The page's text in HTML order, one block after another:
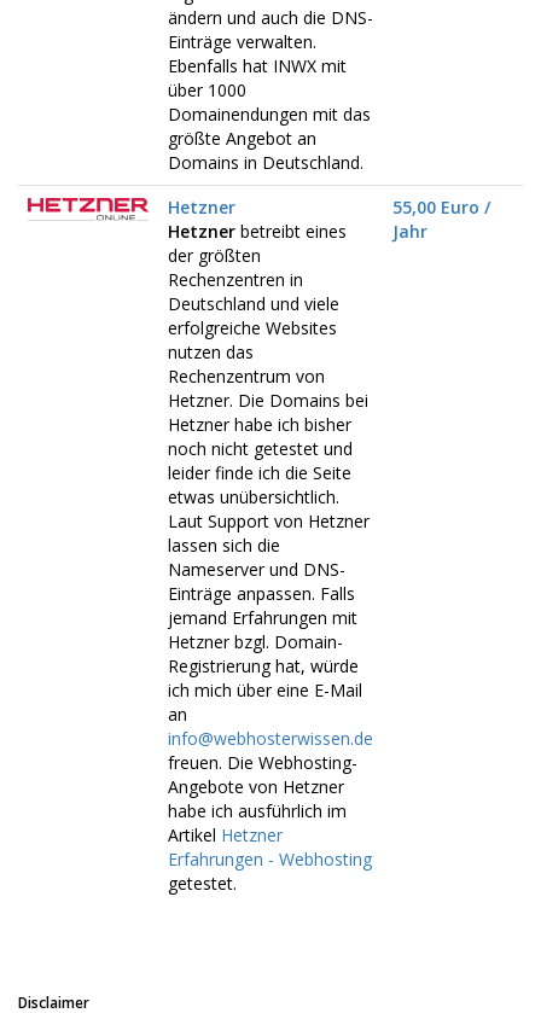
ändern und auch die DNS-
Einträge verwalten.
Ebenfalls hat INWX mit
über 1000
Domainendungen mit das
größte Angebot an
Domains in Deutschland.
Hetzner
Hetzner betreibt eines
der größten
Rechenzentren in
Deutschland und viele
erfolgreiche Websites
nutzen das
Rechenzentrum von
Hetzner. Die Domains bei
Hetzner habe ich bisher
noch nicht getestet und
leider finde ich die Seite
etwas unübersichtlich.
Laut Support von Hetzner
lassen sich die
Nameserver und DNS-
Einträge anpassen. Falls
jemand Erfahrungen mit
Hetzner bzgl. Domain-
Registrierung hat, würde
ich mich über eine E-Mail
an
info@webhosterwissen.de
freuen. Die Webhosting-
Angebote von Hetzner
habe ich ausführlich im
Artikel Hetzner
Erfahrungen - Webhosting
getestet.
55,00 Euro /
Jahr
Disclaimer